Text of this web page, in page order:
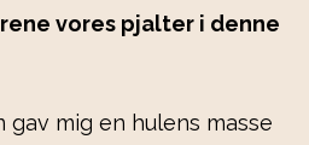
vores pjalter i denne
mig en hulens masse